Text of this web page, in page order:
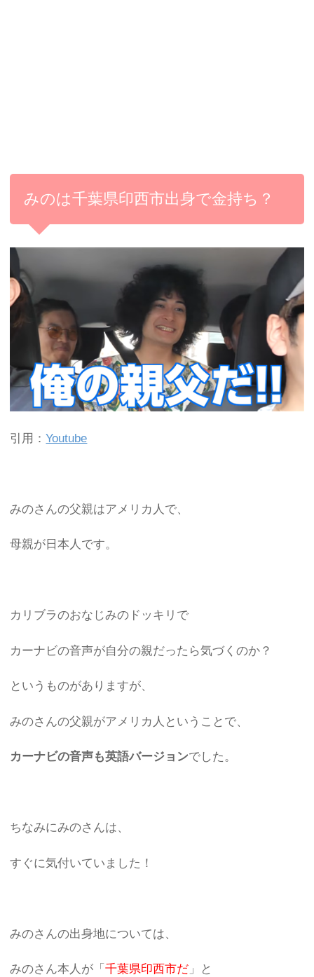
みのは千葉県印西市出身で金持ち？
引用：Youtube
みのさんの父親はアメリカ人で、
母親が日本人です。
カリブラのおなじみのドッキリで
カーナビの音声が自分の親だったら気づくのか？
というものがありますが、
みのさんの父親がアメリカ人ということで、
カーナビの音声も英語バージョンでした。
ちなみにみのさんは、
すぐに気付いていました！
みのさんの出身地については、
みのさん本人が「千葉県印西市だ 」と